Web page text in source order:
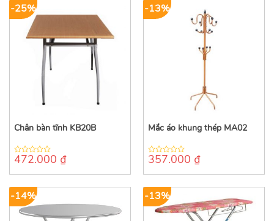
-25%
Chân bàn tĩnh KB20B
0
of
472.000 ₫
-13%
Mắc áo khung thép MA02
0
of
357.000 ₫
-14% -13%